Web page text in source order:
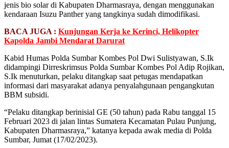
jenis bio solar di Kabupaten Dharmasraya, dengan menggunakan
kendaraan Isuzu Panther yang tangkinya sudah dimodifikasi.
BACA JUGA : Kunjungan Kerja ke Kerinci, Helikopter
Kapolda Jambi Mendarat Darurat
Kabid Humas Polda Sumbar Kombes Pol Dwi Sulistyawan, S.Ik
didampingi Dirreskrimsus Polda Sumbar Kombes Pol Adip Rojikan,
S.Ik menuturkan, pelaku ditangkap saat petugas mendapatkan
informasi dari masyarakat adanya penyalahgunaan pengangkutan
BBM subsidi.
“Pelaku ditangkap berinisial GE (50 tahun) pada Rabu tanggal 15
Februari 2023 di jalan lintas Sumatera Kecamatan Pulau Punjung,
Kabupaten Dharmasraya,” katanya kepada awak media di Polda
Sumbar, Jumat (17/02/2023).